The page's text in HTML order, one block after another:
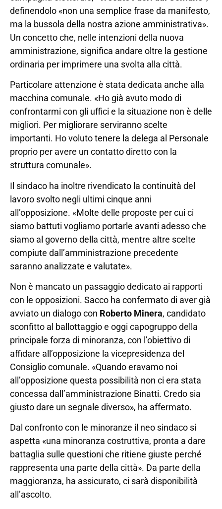
definendolo «non una semplice frase da manifesto,
ma la bussola della nostra azione amministrativa».
Un concetto che, nelle intenzioni della nuova
amministrazione, significa andare oltre la gestione
ordinaria per imprimere una svolta alla città.
Particolare attenzione è stata dedicata anche alla
macchina comunale. «Ho già avuto modo di
confrontarmi con gli uffici e la situazione non è delle
migliori. Per migliorare serviranno scelte
importanti. Ho voluto tenere la delega al Personale
proprio per avere un contatto diretto con la
struttura comunale».
Il sindaco ha inoltre rivendicato la continuità del
lavoro svolto negli ultimi cinque anni
all’opposizione. «Molte delle proposte per cui ci
siamo battuti vogliamo portarle avanti adesso che
siamo al governo della città, mentre altre scelte
compiute dall’amministrazione precedente
saranno analizzate e valutate».
Non è mancato un passaggio dedicato ai rapporti
con le opposizioni. Sacco ha confermato di aver già
avviato un dialogo con Roberto Minera, candidato
sconfitto al ballottaggio e oggi capogruppo della
principale forza di minoranza, con l’obiettivo di
affidare all’opposizione la vicepresidenza del
Consiglio comunale. «Quando eravamo noi
all’opposizione questa possibilità non ci era stata
concessa dall’amministrazione Binatti. Credo sia
giusto dare un segnale diverso», ha affermato.
Dal confronto con le minoranze il neo sindaco si
aspetta «una minoranza costruttiva, pronta a dare
battaglia sulle questioni che ritiene giuste perché
rappresenta una parte della città». Da parte della
maggioranza, ha assicurato, ci sarà disponibilità
all’ascolto.